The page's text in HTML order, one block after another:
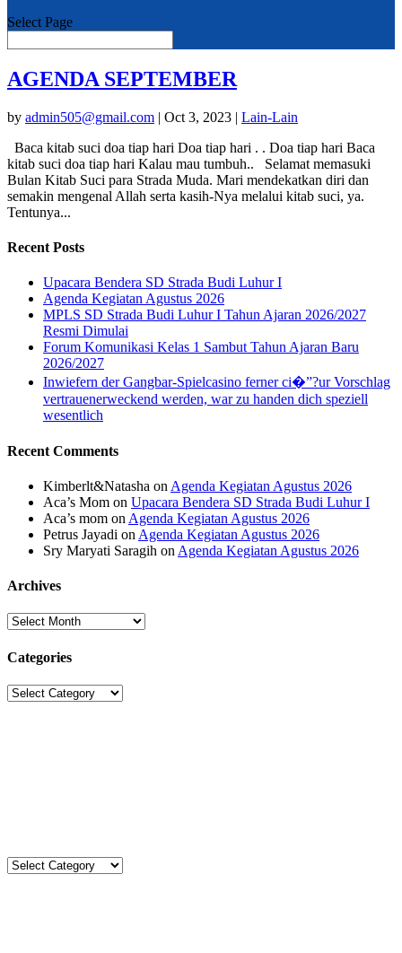
Select Page
AGENDA SEPTEMBER
by admin505@gmail.com | Oct 3, 2023 | Lain-Lain
Baca kitab suci doa tiap hari Doa tiap hari . . Doa tiap hari Baca
kitab suci doa tiap hari Kalau mau tumbuh.. Selamat memasuki
Bulan Kitab Suci para Strada Muda. Mari mendekatkan diri dan
semakin mengenal Allah serta kasih-Nya melalui kitab suci, ya.
Tentunya...
Recent Posts
Upacara Bendera SD Strada Budi Luhur I
Agenda Kegiatan Agustus 2026
MPLS SD Strada Budi Luhur I Tahun Ajaran 2026/2027
Resmi Dimulai
Forum Komunikasi Kelas 1 Sambut Tahun Ajaran Baru
2026/2027
Inwiefern der Gangbar-Spielcasino ferner ci�”?ur Vorschlag
vertrauenerweckend werden, war zu handen dich speziell
wesentlich
Recent Comments
Kimberlt&Natasha on Agenda Kegiatan Agustus 2026
Aca’s Mom on Upacara Bendera SD Strada Budi Luhur I
Aca’s mom on Agenda Kegiatan Agustus 2026
Petrus Jayadi on Agenda Kegiatan Agustus 2026
Sry Maryati Saragih on Agenda Kegiatan Agustus 2026
Archives
Archives
Categories
Categories
Kategori